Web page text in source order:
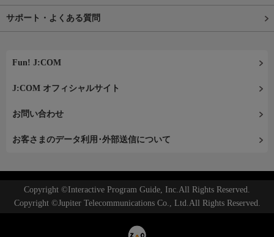
サポート・よくある質問
Fun! J:COM
J:COM オフィシャルサイト
お問い合わせ
お客さまのデータ利用･外部送信について
Copyright ©Interactive Program Guide, Inc.All Rights Reserved.
Copyright ©Jupiter Telecommunications Co., Ltd.All Rights Reserved.